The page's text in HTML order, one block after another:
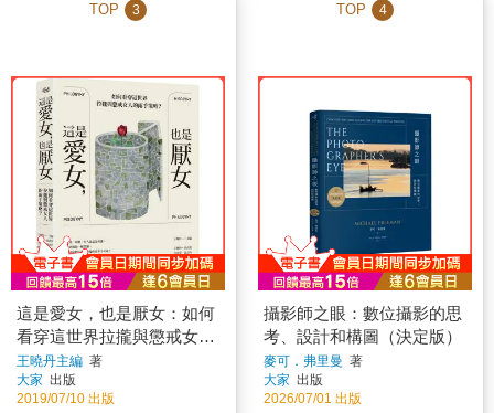
TOP 3
這是愛女，也是厭女：如何
看穿這世界拉攏與懲戒女人
的兩手策略？
王曉丹主編 著
大家 出版
2019/07/10 出版
TOP 4
攝影師之眼：數位攝影的思
考、設計和構圖（決定版）
麥可．弗里曼 著
大家 出版
2026/07/01 出版